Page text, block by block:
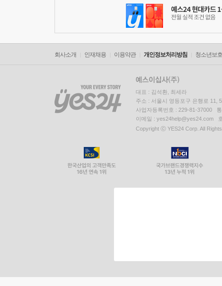
회사소개 인재채용 이용약관 개인정보처리방침 청소년보
대표 : 김석환, 최세라
주소 : 서울시 영등포구 은행로 11,
사업자등록번호 : 229-81-37000
이메일 : yes24help@yes24.com
Copyright ⓒ YES24 Corp. All